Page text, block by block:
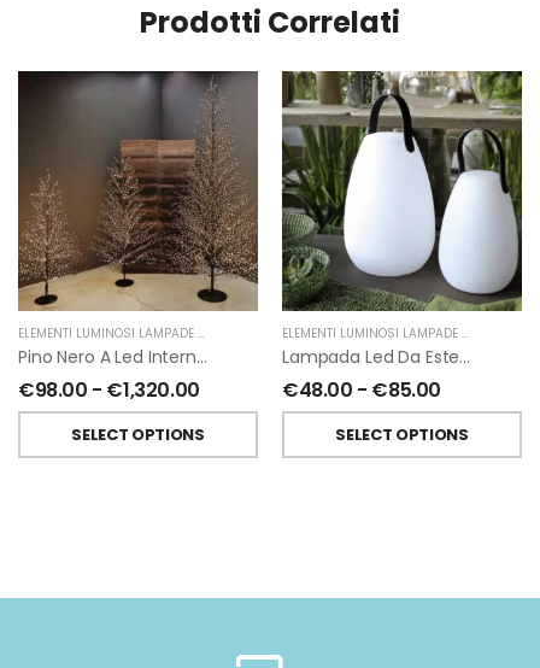
Prodotti Correlati
ELEMENTI LUMINOSI LAMPADE E LED ,FIORIRA' UN GIARDINO
Pino Nero A Led Interno-Esterno Di Fiorirà Un Giardino
€98.00 - €1,320.00
SELECT OPTIONS
ELEMENTI LUMINOSI LAMPADE E LED
Lampada Led Da Esterno E Interno Con Manico Nero Ricaricabile USB
€48.00 - €85.00
SELECT OPTIONS